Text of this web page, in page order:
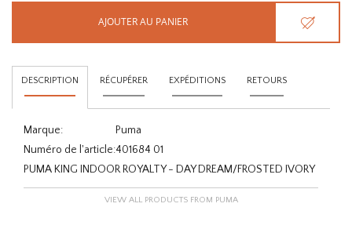
AJOUTER AU PANIER
DESCRIPTION RÉCUPÉRER EXPÉDITIONS RETOURS
Marque:
Puma
Numéro de l'article:401684 01
PUMA KING INDOOR ROYALTY - DAY DREAM/FROSTED IVORY
VIEW ALL PRODUCTS FROM PUMA